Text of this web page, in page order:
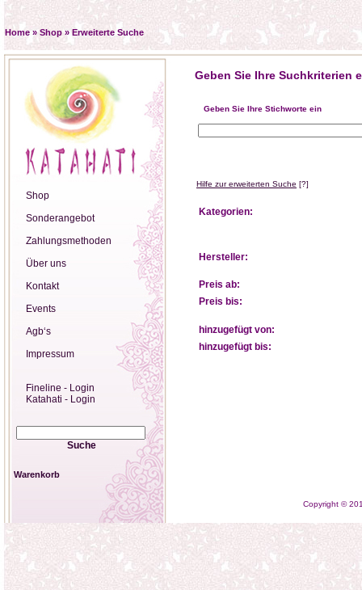
Home » Shop »Erweiterte Suche
Shop
Sonderangebot
Zahlungsmethoden
Über uns
Kontakt
Events
Agb‘s
Impressum
Fineline - Login
Katahati - Login
Suche
Geben Sie Ihre Suchkriterien
Geben Sie Ihre Stichworte ein
Hilfe zur erweiterten Suche [?]
Kategorien:
Hersteller:
Preis ab:
Preis bis:
hinzugefügt von:
hinzugefügt bis:
Warenkorb
Copyright ©